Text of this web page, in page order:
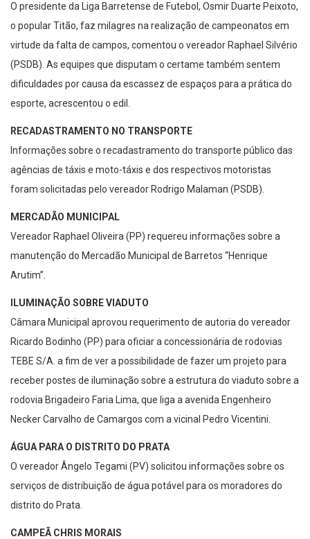
O presidente da Liga Barretense de Futebol, Osmir Duarte Peixoto,
o popular Titão, faz milagres na realização de campeonatos em
virtude da falta de campos, comentou o vereador Raphael Silvério
(PSDB). As equipes que disputam o certame também sentem
dificuldades por causa da escassez de espaços para a prática do
esporte, acrescentou o edil.
RECADASTRAMENTO NO TRANSPORTE
Informações sobre o recadastramento do transporte público das
agências de táxis e moto-táxis e dos respectivos motoristas
foram solicitadas pelo vereador Rodrigo Malaman (PSDB).
MERCADÃO MUNICIPAL
Vereador Raphael Oliveira (PP) requereu informações sobre a
manutenção do Mercadão Municipal de Barretos “Henrique
Arutim”.
ILUMINAÇÃO SOBRE VIADUTO
Câmara Municipal aprovou requerimento de autoria do vereador
Ricardo Bodinho (PP) para oficiar a concessionária de rodovias
TEBE S/A. a fim de ver a possibilidade de fazer um projeto para
receber postes de iluminação sobre a estrutura do viaduto sobre a
rodovia Brigadeiro Faria Lima, que liga a avenida Engenheiro
Necker Carvalho de Camargos com a vicinal Pedro Vicentini.
ÁGUA PARA O DISTRITO DO PRATA
O vereador Ângelo Tegami (PV) solicitou informações sobre os
serviços de distribuição de água potável para os moradores do
distrito do Prata.
CAMPEÃ CHRIS MORAIS